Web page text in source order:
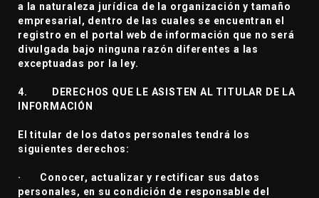
a la naturaleza jurídica de la organización y tamaño
empresarial, dentro de las cuales se encuentran el
registro en el portal web de información que no será
divulgada bajo ninguna razón diferentes a las
exceptuadas por la ley.
4. DERECHOS QUE LE ASISTEN AL TITULAR DE LA
INFORMACIÓN
El titular de los datos personales tendrá los
siguientes derechos:
· Conocer, actualizar y rectificar sus datos
personales, en su condición de responsable del